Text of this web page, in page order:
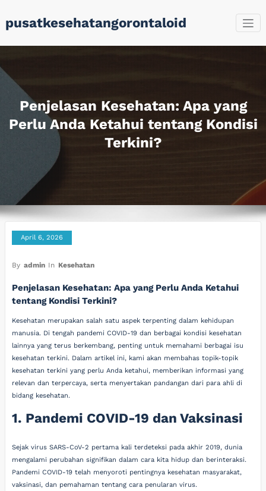
to
content
pusatkesehatangorontaloid
Penjelasan Kesehatan: Apa yang
Perlu Anda Ketahui tentang Kondisi
Terkini?
April 6, 2026
By admin In Kesehatan
Penjelasan Kesehatan: Apa yang Perlu Anda Ketahui
tentang Kondisi Terkini?
Kesehatan merupakan salah satu aspek terpenting dalam kehidupan
manusia. Di tengah pandemi COVID-19 dan berbagai kondisi kesehatan
lainnya yang terus berkembang, penting untuk memahami berbagai isu
kesehatan terkini. Dalam artikel ini, kami akan membahas topik-topik
kesehatan terkini yang perlu Anda ketahui, memberikan informasi yang
relevan dan terpercaya, serta menyertakan pandangan dari para ahli di
bidang kesehatan.
1. Pandemi COVID-19 dan Vaksinasi
Sejak virus SARS-CoV-2 pertama kali terdeteksi pada akhir 2019, dunia
mengalami perubahan signifikan dalam cara kita hidup dan berinteraksi.
Pandemi COVID-19 telah menyoroti pentingnya kesehatan masyarakat,
vaksinasi, dan pemahaman tentang cara penularan virus.